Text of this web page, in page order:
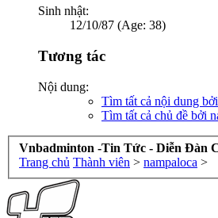
Sinh nhật:
12/10/87 (Age: 38)
Tương tác
Nội dung:
Tìm tất cả nội dung
Tìm tất cả chủ đề bởi
Vnbadminton -Tin Tức - Diễn Đàn
Trang chủ Thành viên > nampaloca >